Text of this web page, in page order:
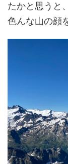
たかと思うと
色んな山の顔